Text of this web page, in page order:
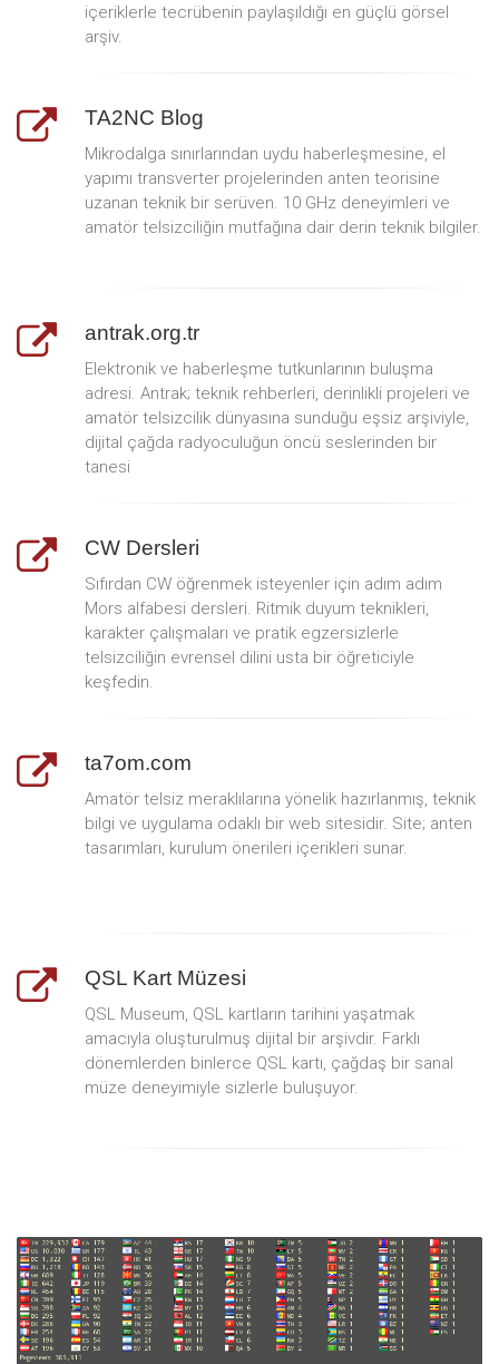
içeriklerle tecrübenin paylaşıldığı en güçlü görsel
arşiv.
TA2NC Blog
Mikrodalga sınırlarından uydu haberleşmesine, el
yapımı transverter projelerinden anten teorisine
uzanan teknik bir serüven. 10 GHz deneyimleri ve
amatör telsizciliğin mutfağına dair derin teknik bilgiler.
antrak.org.tr
Elektronik ve haberleşme tutkunlarının buluşma
adresi. Antrak; teknik rehberleri, derinlikli projeleri ve
amatör telsizcilik dünyasına sunduğu eşsiz arşiviyle,
dijital çağda radyoculuğun öncü seslerinden bir
tanesi
CW Dersleri
Sıfırdan CW öğrenmek isteyenler için adım adım
Mors alfabesi dersleri. Ritmik duyum teknikleri,
karakter çalışmaları ve pratik egzersizlerle
telsizciliğin evrensel dilini usta bir öğreticiyle
keşfedin.
ta7om.com
Amatör telsiz meraklılarına yönelik hazırlanmış, teknik
bilgi ve uygulama odaklı bir web sitesidir. Site; anten
tasarımları, kurulum önerileri içerikleri sunar.
QSL Kart Müzesi
QSL Museum, QSL kartların tarihini yaşatmak
amacıyla oluşturulmuş dijital bir arşivdir. Farklı
dönemlerden binlerce QSL kartı, çağdaş bir sanal
müze deneyimiyle sizlerle buluşuyor.